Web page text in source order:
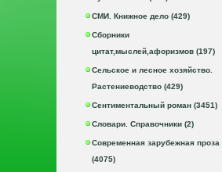
СМИ. Книжное дело (429)
Сборники
цитат,мыслей,афоризмов (197)
Сельское и лесное хозяйство.
Растениеводство (429)
Сентиментальный роман (3451)
Словари. Справочники (2)
Современная зарубежная проза
(4075)